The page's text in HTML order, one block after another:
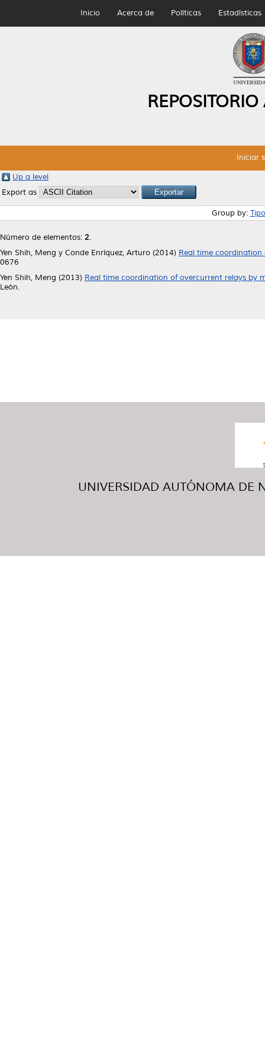
Inicio Acerca de Políticas Estadísticas
Iniciar
Up a level
Export as
Group by:
Número de elementos: 2.
Yen Shih, Meng y Conde Enríquez, Arturo (2014) Real time
0676
Yen Shih, Meng (2013) Real time coordination of overcurrent relays by
León.
UNIVERSIDAD AUTÓNOMA DE